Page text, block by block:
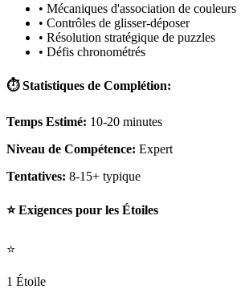
• Mécaniques d'association de couleurs
• Contrôles de glisser-déposer
• Résolution stratégique de puzzles
• Défis chronométrés
⏱️ Statistiques de Complétion:
Temps Estimé: 10-20 minutes
Niveau de Compétence: Expert
Tentatives: 8-15+ typique
⭐ Exigences pour les Étoiles
⭐
1 Étoile